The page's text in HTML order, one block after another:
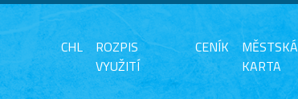
CHL
ROZPIS
VYUŽITÍ
CENÍK
MĚSTSKÁ
KARTA